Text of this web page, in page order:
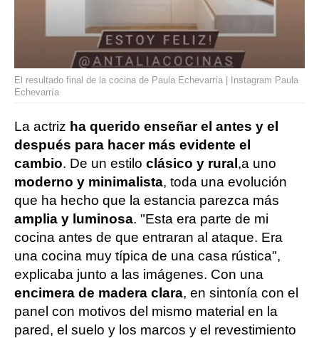
El resultado final de la cocina de Paula Echevarría | Instagram Paula
Echevarría
La actriz ha querido enseñar el antes y el
después para hacer más evidente el
cambio. De un estilo clásico y rural,a uno
moderno y minimalista, toda una evolución
que ha hecho que la estancia parezca más
amplia y luminosa. "Esta era parte de mi
cocina antes de que entraran al ataque. Era
una cocina muy típica de una casa rústica",
explicaba junto a las imágenes. Con una
encimera de madera clara, en sintonía con el
panel con motivos del mismo material en la
pared, el suelo y los marcos y el revestimiento